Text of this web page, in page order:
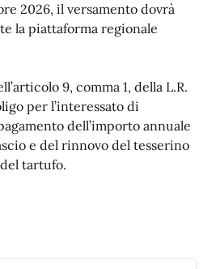
2026, il versamento dovrà
la piattaforma regionale
9, comma 1, della L.R.
per l’interessato di
dell’importo annuale
e del rinnovo del tesserino
tartufo.